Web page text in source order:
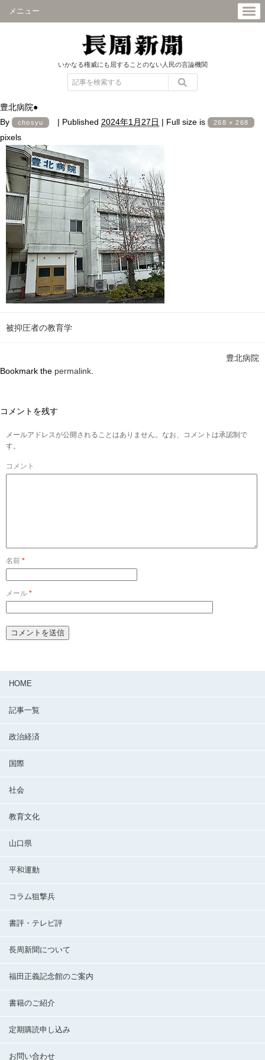
メニュー
いかなる権威にも屈することのない人民の言論機関
豊北病院●
By
chosyu | Published 2024年1月27日 | Full size is 268 × 268
pixels
被抑圧者の教育学
豊北病院
Bookmark the permalink
コメントを残す
メールアドレスが公開されることはありません。なお、コメントは承認制で
す。
コメント
名前 *
メール *
HOME
記事一覧
政治経済
国際
社会
教育文化
山口県
平和運動
コラム狙撃兵
書評・テレビ評
長周新聞について
福田正義記念館のご案内
書籍のご紹介
定期購読申し込み
お問い合わせ